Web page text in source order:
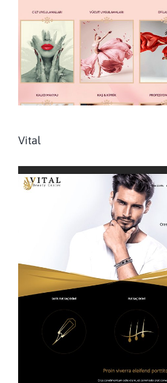
Vital